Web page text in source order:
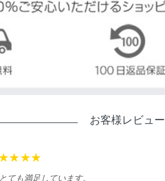
お客様レビュー
とても満足しています。